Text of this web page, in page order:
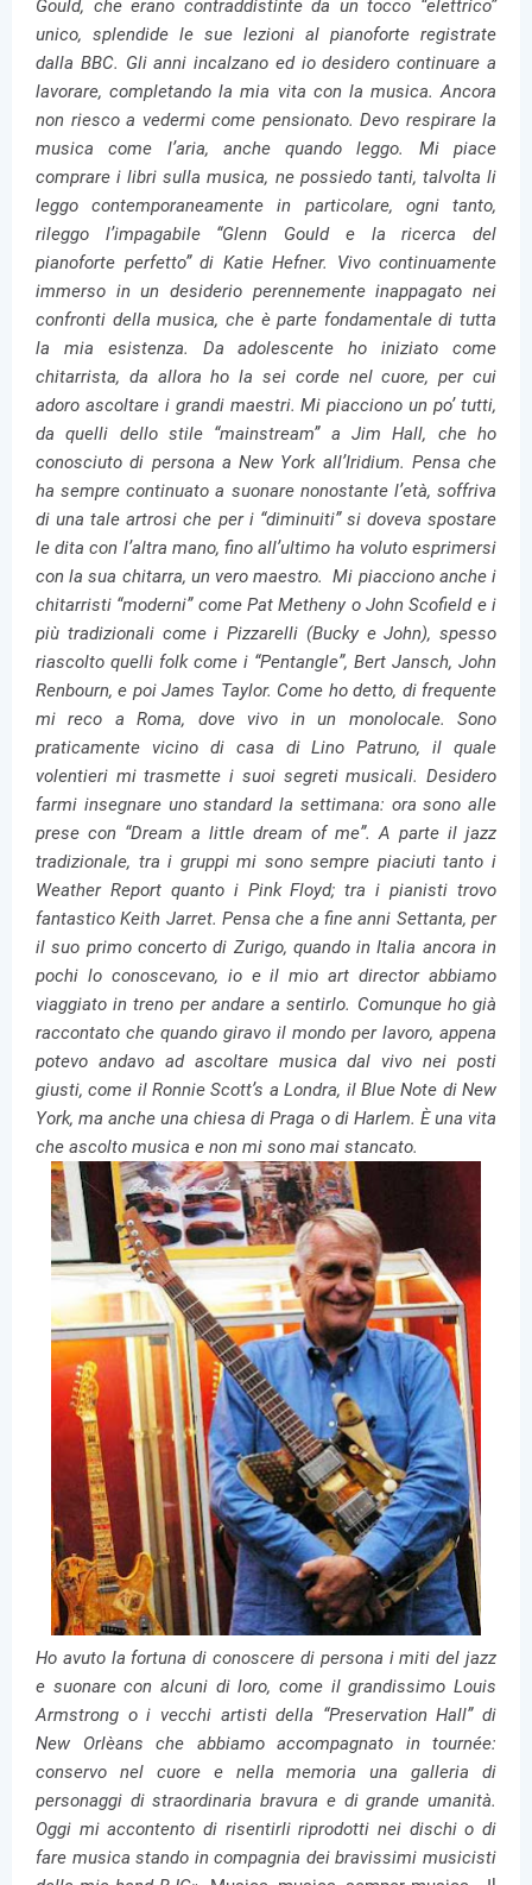
Gould, che erano contraddistinte da un tocco “elettrico”
unico, splendide le sue lezioni al pianoforte registrate
dalla BBC. Gli anni incalzano ed io desidero continuare a
lavorare,completando la mia vita con la musica. Ancora
non riesco a vedermi come pensionato. Devo respirare la
musica come l’aria, anche quando leggo. Mi piace
comprare i libri sulla musica, ne possiedo tanti, talvolta li
leggo contemporaneamente in particolare, ogni tanto,
rileggo l’impagabile “Glenn Gould e la ricerca del
pianoforte perfetto” di Katie Hefner. Vivo continuamente
immerso in un desiderio perennemente inappagato nei
confronti della musica, che è parte fondamentale di tutta
la mia esistenza. Da adolescente ho iniziato come
chitarrista, da allora ho la sei corde nel cuore, per cui
adoro ascoltare i grandi maestri. Mi piacciono un po’ tutti,
da quelli dello stile “mainstream” a Jim Hall, che ho
conosciuto di persona a New York all’Iridium. Pensa che
ha sempre continuato a suonare nonostante l’età, soffriva
di una tale artrosi che per i “diminuiti” si doveva spostare
le dita con l’altra mano, fino all’ultimo ha voluto esprimersi
con la sua chitarra, un vero maestro. Mi piacciono anche i
chitarristi “moderni” come Pat Metheny o John Scofield e i
più tradizionali come i Pizzarelli (Bucky e John), spesso
riascolto quelli folk come i “Pentangle”, Bert Jansch, John
Renbourn, e poi James Taylor. Come ho detto, di frequente
mi reco a Roma, dove vivo in un monolocale. Sono
praticamente vicino di casa di Lino Patruno, il quale
volentieri mi trasmette i suoi segreti musicali. Desidero
farmi insegnare uno standard la settimana: ora sono alle
prese con “Dream a little dream of me”. A parte il jazz
tradizionale, tra i gruppi mi sono sempre piaciuti tanto i
Weather Report quanto i Pink Floyd; tra i pianisti trovo
fantastico Keith Jarret. Pensa che a fine anni Settanta, per
il suo primo concerto di Zurigo, quando in Italia ancora in
pochi lo conoscevano, io e il mio art director abbiamo
viaggiato in treno per andare a sentirlo. Comunque ho già
raccontato che quando giravo il mondo per lavoro, appena
potevo andavo ad ascoltare musica dal vivo nei posti
giusti, come il Ronnie Scott’s a Londra, il Blue Note di New
York, ma anche una chiesa di Praga o di Harlem. È una vita
che ascolto musica e non mi sono mai stancato.
Ho avuto la fortuna di conoscere di persona i miti del jazz
e suonare con alcuni di loro, come il grandissimo Louis
Armstrong o i vecchi artisti della “Preservation Hall” di
New Orlèans che abbiamo accompagnato in tournée:
conservo nel cuore e nella memoria una galleria di
personaggi di straordinaria bravura e di grande umanità.
Oggi mi accontento di risentirli riprodotti nei dischi o di
fare musica stando in compagnia dei bravissimi musicisti